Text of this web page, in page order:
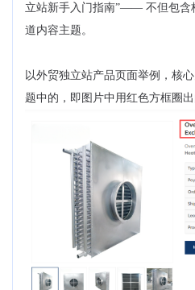
立站新手入门指南”—— 不但包含
道内容主题。
以外贸独立站产品页面举例，核
题中的，即图片中用红色方框圈出